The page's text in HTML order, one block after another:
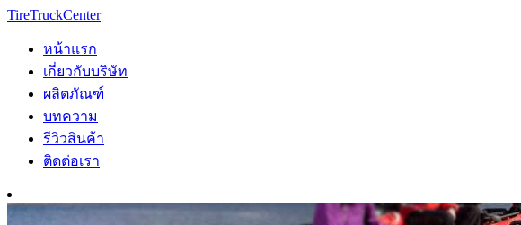
TireTruckCenter
หน้าแรก
เกี่ยวกับบริษัท
ผลิตภัณฑ์
บทความ
รีวิวสินค้า
ติดต่อเรา